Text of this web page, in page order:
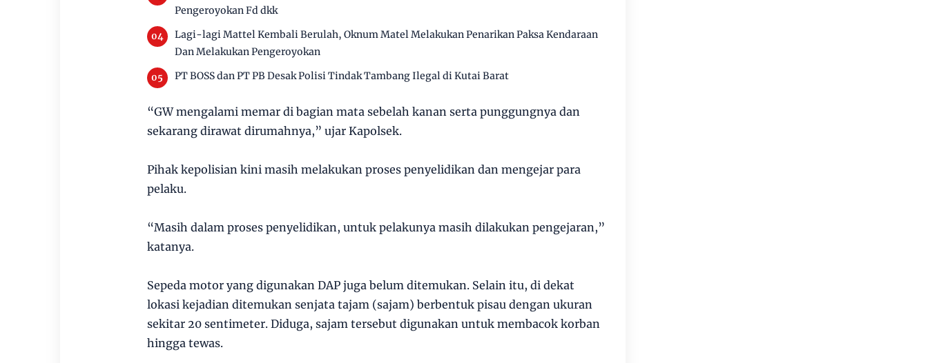
Pengeroyokan Fd dkk
Lagi-lagi Mattel Kembali Berulah, Oknum Matel Melakukan Penarikan Paksa Kendaraan
Dan Melakukan Pengeroyokan
PT BOSS dan PT PB Desak Polisi Tindak Tambang Ilegal di Kutai Barat
“GW mengalami memar di bagian mata sebelah kanan serta punggungnya dan
sekarang dirawat dirumahnya,” ujar Kapolsek.
Pihak kepolisian kini masih melakukan proses penyelidikan dan mengejar para
pelaku.
“Masih dalam proses penyelidikan, untuk pelakunya masih dilakukan pengejaran,”
katanya.
Sepeda motor yang digunakan DAP juga belum ditemukan. Selain itu, di dekat
lokasi kejadian ditemukan senjata tajam (sajam) berbentuk pisau dengan ukuran
sekitar 20 sentimeter. Diduga, sajam tersebut digunakan untuk membacok korban
hingga tewas.